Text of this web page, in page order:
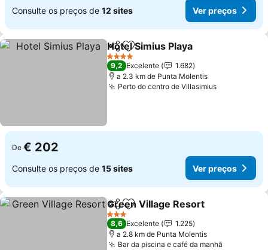
Consulte os preços de 12 sites Ver preços
PartilharAdicionar aos favoritos
Hotel Simius Playa
4 Estrelas
9,2 Excelente
1.682
a 2.3 km de Punta Molentis
Perto do centro de VillasimiusVer preços
De € 202
Consulte os preços de 15 sites Ver preços
PartilharAdicionar aos favoritos
Green Village Resort
3 Estrelas
8,6 Excelente
1.225
a 2.8 km de Punta Molentis
Bar da piscina e café da manhã